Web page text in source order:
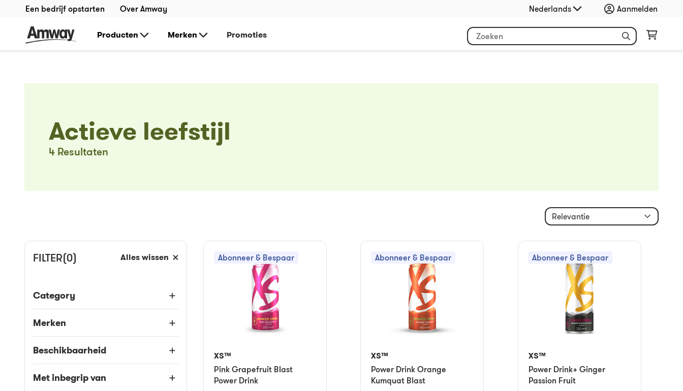
Een bedrijf opstarten Over Amway Nederlands Aanmelden
Producten Merken Promoties
Actieve leefstijl
4 Resultaten
FILTER(0) Alles wissen
Category
Merken
Beschikbaarheid
Met inbegrip van
Relevantie
Abonneer & Bespaar
XS™
Pink Grapefruit Blast
Power Drink
Abonneer & Bespaar
XS™
Power Drink Orange
Kumquat Blast
Abonneer & Bespaar
XS™
Power Drink+ Ginger
Passion Fruit